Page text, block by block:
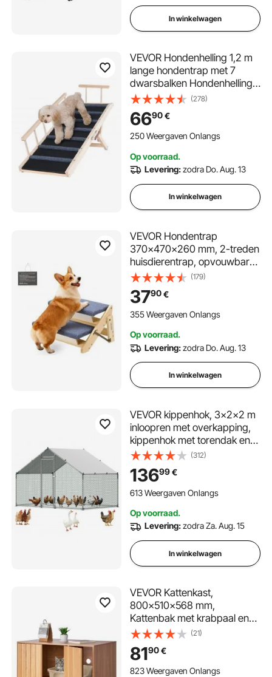
In winkelwagen
VEVOR Hondenhelling 1,2 m
lange hondentrap met 7
dwarsbalken Hondenhelling
voor in de auto van
grenenrubber
Hondeninstaphulp 6 niveaus
in hoogte verstelbaar
laadvermogen voor grote
kleine honden
(278)
6690€
250 Weergaven Onlangs
Op voorraad.
Levering:zodra Do. Aug. 13
In winkelwagen
VEVOR Hondentrap
370x470x260 mm, 2-treden
huisdierentrap, opvouwbare
houten trap, geschikt voor
kleine, middelgrote, grote en
oudere huisdieren, evenals
puppy's tot 50 kg,
banken en auto's.
(179)
3790€
355 Weergaven Onlangs
Op voorraad.
Levering:zodra Do. Aug. 13
In winkelwagen
VEVOR kippenhok, 3x2x2 m
inloopren met overkapping,
kippenhok met torendak en
veiligheidsslot, eenden- en
konijnenhok, pluimveeverblijf
voor achtertuin, boerderij of
erf
(312)
13699€
613 Weergaven Onlangs
Op voorraad.
Levering:zodra Za. Aug. 15
In winkelwagen
VEVOR Kattenkast,
800x510x568 mm,
Kattenbak met krabpaal en
opbergruimte,
Kattenbakkast, Kattenhuis,
Past op de meeste
kattenbakken, voor
(21)
8190€
823 Weergaven Onlangs